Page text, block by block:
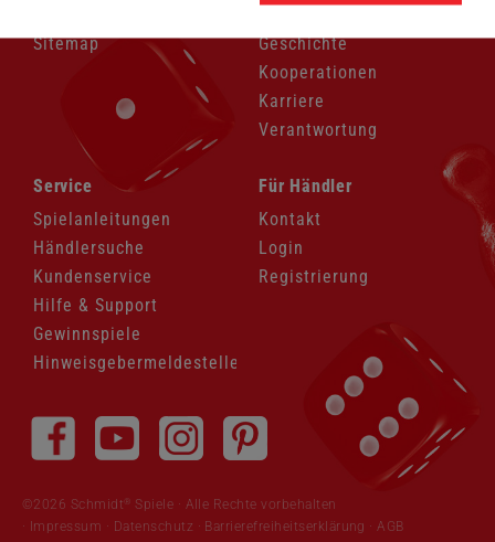
Sitemap
Geschichte
Kooperationen
Karriere
Verantwortung
Navigation
überspringen
Service
Spielanleitungen
Händlersuche
Kundenservice
Hilfe & Support
Gewinnspiele
Hinweisgebermeldestelle
Navigation
überspringen
Für Händler
Kontakt
Login
Registrierung
überspringen
©2026 Schmidt ®
Spiele · Alle Rechte vorbehalten
Impressum · Datenschutz · Barrierefreiheitserklärung ·AGB